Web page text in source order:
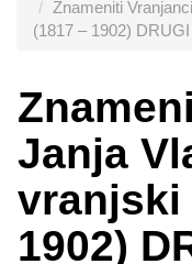
Znameniti
(1817 – 1902)
Janja
vranjski
1902)